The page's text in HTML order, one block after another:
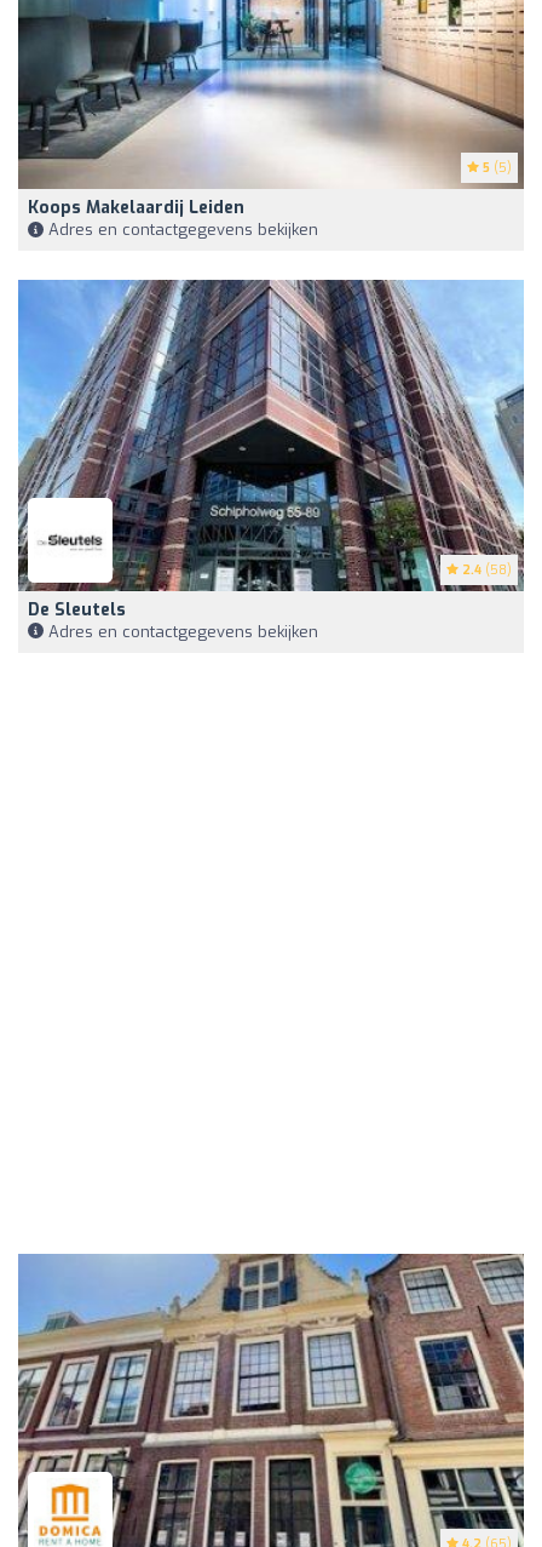
5 (5)
Koops Makelaardij Leiden
Adres en contactgegevens bekijken
2.4 (58)
De Sleutels
Adres en contactgegevens bekijken
4.2 (65)